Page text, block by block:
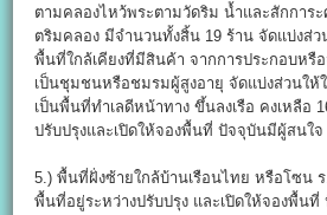
ตามคลองไหว้พระตามวัดริม น้ำและสักการ
ตริมคลอง มีจำนวนทั้งสิ้น 19 ร้าน จัดแบ่งส่
พื้นที่ใกล้เคียงที่มีสินค้า จากการประกอบหรื
เป็นชุมชนหรือชมรมผู้สูงอายุ จัดแบ่งส่วนใ
เป็นพื้นที่ทำเลดีหน้าทาง ขึ้นลงเรือ คงเหลือ
ปรับปรุงและเปิดให้จองพื้นที่ ปัจจุบันมีผู้สนใ
5.) พื้นที่ฝั่งซ้ายใกล้บ้านเรือนไทย หรือโซน
พื้นที่อยู่ระหว่างปรับปรุง และเปิดให้จองพื้น